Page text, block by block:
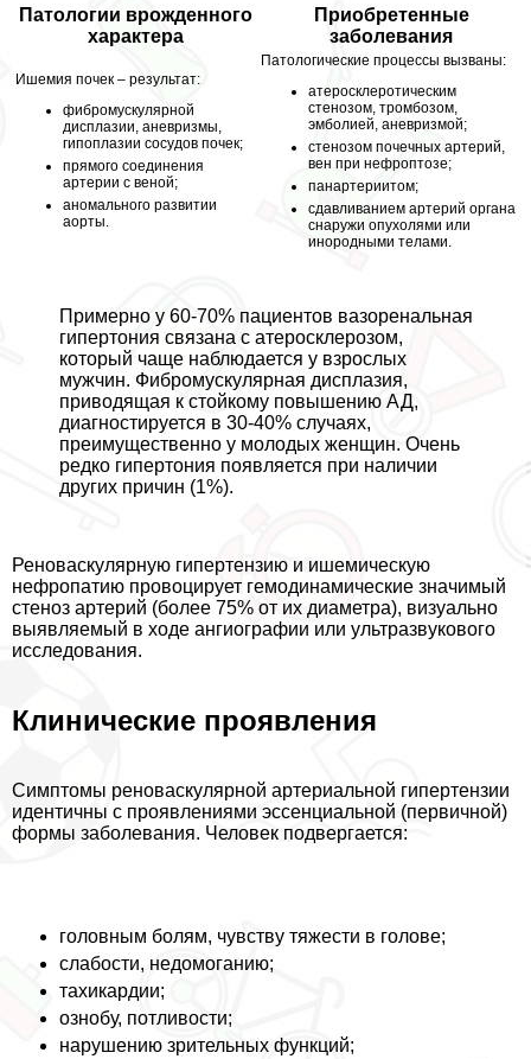
Патологии врожденного
хаpaктера
Приобретенные
заболевания
Ишемия почек – результат:
фибромускулярной
дисплазии, аневризмы,
гипоплазии сосудов почек;
прямого соединения
артерии с веной;
аномального развитии
аорты.
Патологические процессы вызваны:
атеросклеротическим
стенозом, тромбозом,
эмболией, аневризмой;
стенозом почечных артерий,
вен при нефроптозе;
панартериитом;
сдавливанием артерий органа
снаружи опухолями или
инородными телами.
Примерно у 60-70% пациентов вазоренальная
гипертония связана с атеросклерозом,
который чаще наблюдается у взрослых
мужчин. Фибромускулярная дисплазия,
приводящая к стойкому повышению АД,
диагностируется в 30-40% случаях,
преимущественно у молодых женщин. Очень
редко гипертония появляется при наличии
других причин (1%).
Реноваскулярную гипертензию и ишемическую
нефропатию провоцирует гемодинамические значимый
стеноз артерий (более 75% от их диаметра), визуально
выявляемый в ходе ангиографии или ультразвукового
исследования.
Клинические проявления
Симптомы реноваскулярной артериальной гипертензии
идентичны с проявлениями эссенциальной (первичной)
формы заболевания. Человек подвергается:
головным болям, чувству тяжести в голове;
слабости, недомоганию;
тахикардии;
ознобу, потливости;
нарушению зрительных функций;